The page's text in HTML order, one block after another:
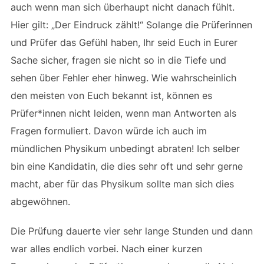
auch wenn man sich überhaupt nicht danach fühlt.
Hier gilt: „Der Eindruck zählt!“ Solange die Prüferinnen
und Prüfer das Gefühl haben, Ihr seid Euch in Eurer
Sache sicher, fragen sie nicht so in die Tiefe und
sehen über Fehler eher hinweg. Wie wahrscheinlich
den meisten von Euch bekannt ist, können es
Prüfer*innen nicht leiden, wenn man Antworten als
Fragen formuliert. Davon würde ich auch im
mündlichen Physikum unbedingt abraten! Ich selber
bin eine Kandidatin, die dies sehr oft und sehr gerne
macht, aber für das Physikum sollte man sich dies
abgewöhnen.
Die Prüfung dauerte vier sehr lange Stunden und dann
war alles endlich vorbei. Nach einer kurzen